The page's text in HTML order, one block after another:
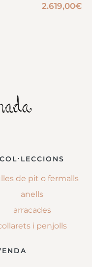
2.619,00€
COL·LECCIONS
de pit o fermalls
anells
arracades
i penjolls